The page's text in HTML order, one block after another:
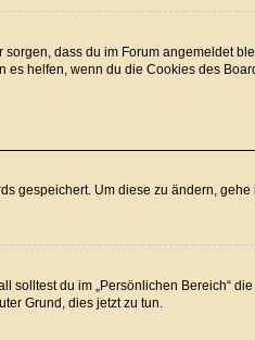
dass du im Forum angemeldet
es helfen, wenn du die Cookies des
Um diese zu ändern,
du im „Persönlichen Bereich“
Grund, dies jetzt zu tun.